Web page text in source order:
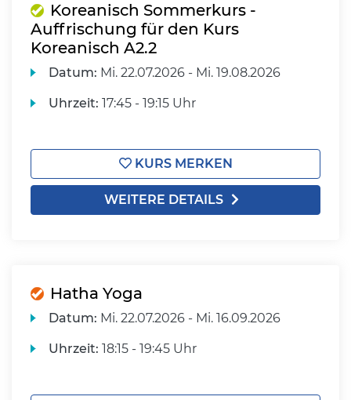
Koreanisch Sommerkurs -
Auffrischung für den Kurs
Koreanisch A2.2
Datum: Mi. 22.07.2026 - Mi. 19.08.2026
Uhrzeit: 17:45 - 19:15 Uhr
KURS MERKEN
WEITERE DETAILS
Hatha Yoga
Datum: Mi. 22.07.2026 - Mi. 16.09.2026
Uhrzeit: 18:15 - 19:45 Uhr